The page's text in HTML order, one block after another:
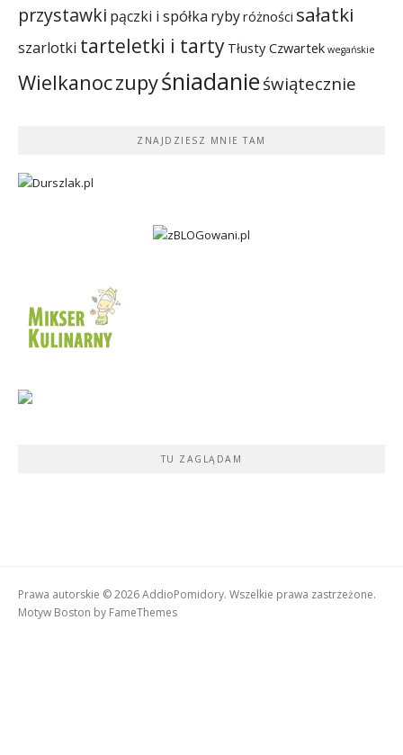
przystawki pączki i spółka rybyróżności sałatki
szarlotki tarteletki i tarty Tłusty Czwartek wegańskie
Wielkanoczupyśniadanieświątecznie
ZNAJDZIESZ MNIE TAM
TU ZAGLĄDAM
Prawa autorskie © 2026 AddioPomidory. Wszelkie prawa zastrzeżone.
Motyw Boston by FameThemes